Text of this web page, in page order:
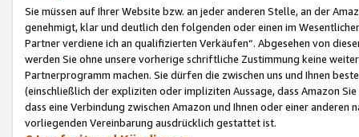
Sie müssen auf Ihrer Website bzw. an jeder anderen Stelle, an der
genehmigt, klar und deutlich den folgenden oder einen im
Partner verdiene ich an qualifizierten Verkäufen“. Abgesehen von
werden Sie ohne unsere vorherige schriftliche Zustimmung keine
Partnerprogramm machen. Sie dürfen die zwischen uns und Ihnen
(einschließlich der expliziten oder impliziten Aussage, dass Amazon
dass eine Verbindung zwischen Amazon und Ihnen oder einer
vorliegenden Vereinbarung ausdrücklich gestattet ist.